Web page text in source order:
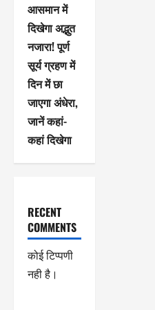
आसमान में
दिखेगा अद्भुत
नजारा! पूर्ण
सूर्य ग्रहण में
दिन में छा
जाएगा अंधेरा,
जानें कहां-
कहां दिखेगा
RECENT
COMMENTS
कोई टिप्पणी
नही है।